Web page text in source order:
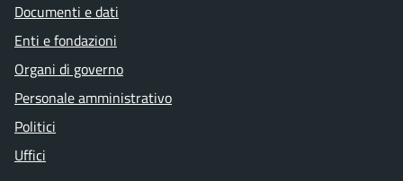
Documenti e dati
Enti e fondazioni
Organi di governo
Personale amministrativo
Politici
Uffici